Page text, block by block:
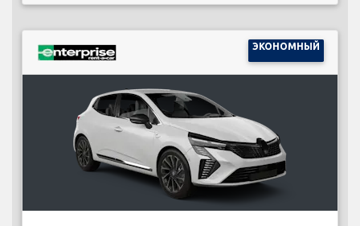
ЭКОНОМНЫЙ